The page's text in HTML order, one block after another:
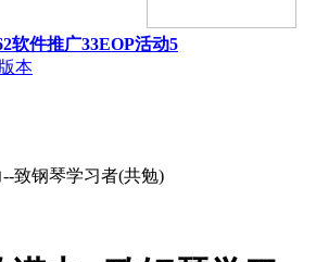
软件推广33EOP活动5
致钢琴学习者(共勉)